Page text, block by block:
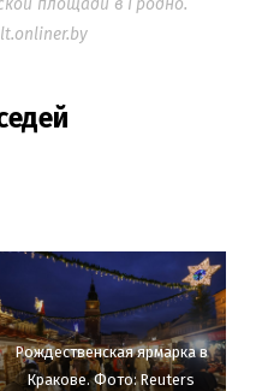
площади в Гродно.
Рождественская ярмарка в
Кракове. Фото: Reuters